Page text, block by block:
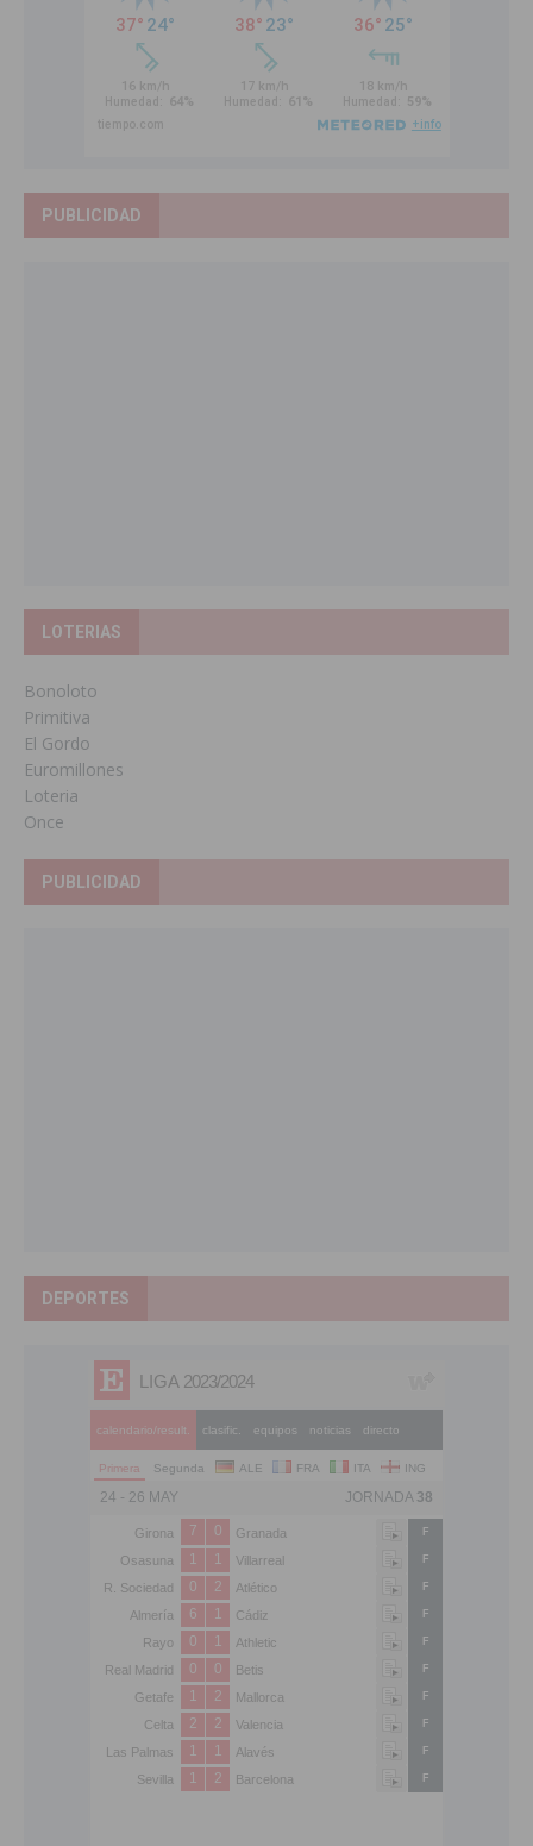
PUBLICIDAD
LOTERIAS
Bonoloto
Primitiva
El Gordo
Euromillones
Loteria
Once
PUBLICIDAD
DEPORTES